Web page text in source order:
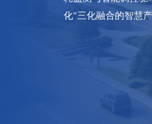
化"三化融合的智慧